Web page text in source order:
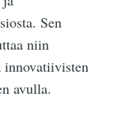
Sen
niin
avulla.